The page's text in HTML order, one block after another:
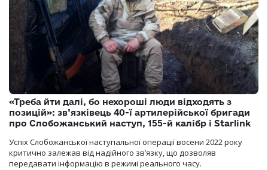
«Треба йти далі, бо нехороші люди відходять з
позицій»: зв’язківець 40-ї артилерійської бригади
про Слобожанський наступ, 155-й калібр і Starlink
Успіх Слобожанської наступальної операції восени 2022 року
критично залежав від надійного зв’язку, що дозволяв
передавати інформацію в режимі реального часу.